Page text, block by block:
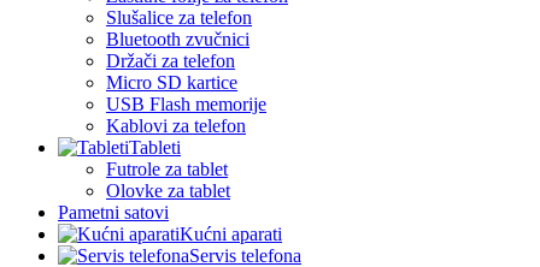
Slušalice za telefon
Bluetooth zvučnici
Držači za telefon
Micro SD kartice
USB Flash memorije
Kablovi za telefon
Tableti
Futrole za tablet
Olovke za tablet
Pametni satovi
Kućni aparati
Servis telefona